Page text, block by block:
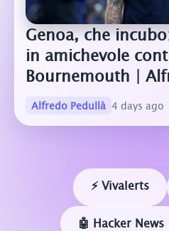
Genoa, che
in amichevole
Bournemouth |
Alfredo Pedullà 4 days ago
⚡ Vivalerts
🤖 Hacker News